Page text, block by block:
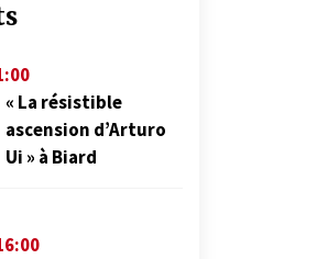
« La résistible
ascension d’Arturo
Ui » à Biard